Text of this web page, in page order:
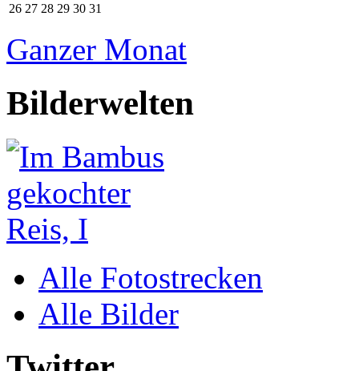
26 27 28 29 30 31
Ganzer Monat
Bilderwelten
Alle Fotostrecken
Alle Bilder